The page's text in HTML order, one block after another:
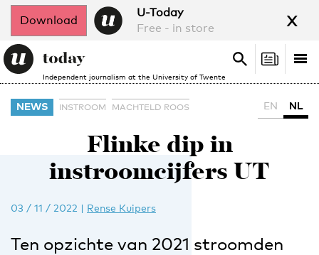
Download
U-Today
Free - in store
x
Independent journalism at the University of Twente
Search
Search
NEWS INSTROOM MACHTELD ROOS EN NL
Flinke dip in
instroomcijfers UT
03 / 11 / 2022 | Rense Kuipers
Ten opzichte van 2021 stroomden